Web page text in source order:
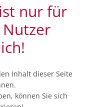
nur für
Inhalt dieser Seite
können Sie sich